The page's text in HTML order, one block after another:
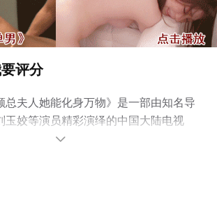
评分
总夫人她能化身万物》是一部由知名导
玉姣等演员精彩演绎的中国大陆电视
揭晓（全集），免费观看高清未删减完
剧情网等平台了解。
